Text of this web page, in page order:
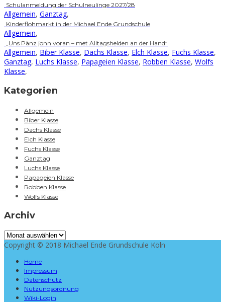
Schulanmeldung der Schulneulinge 2027/28
Allgemein, Ganztag,
Kinderflohmarkt in der Michael Ende Grundschule
Allgemein,
„Uns Pänz jonn voran – met Alltagshelden an der Hand“
Allgemein, Biber Klasse, Dachs Klasse, Elch Klasse, Fuchs Klasse,
Ganztag, Luchs Klasse, Papageien Klasse, Robben Klasse, Wolfs
Klasse,
Kategorien
Allgemein
Biber Klasse
Dachs Klasse
Elch Klasse
Fuchs Klasse
Ganztag
Luchs Klasse
Papageien Klasse
Robben Klasse
Wolfs Klasse
Archiv
Archiv
Copyright © 2018 Michael Ende Grundschule Köln
Home
Impressum
Datenschutz
Nutzungsordnung
Wiki-Login